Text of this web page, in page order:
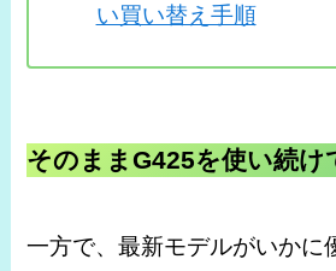
い買い替え手順
そのままG425を使い続け
一方で、最新モデルがいかに